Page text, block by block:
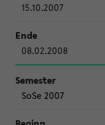
15.10.2007
08.02.2008
SoSe 2007